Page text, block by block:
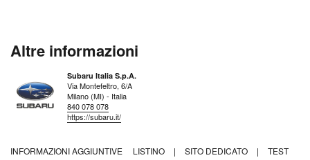
Altre informazioni
Subaru Italia S.p.A.
Via Montefeltro, 6/A
Milano (MI) - Italia
840 078 078
https://subaru.it/
INFORMAZIONI AGGIUNTIVE LISTINO | SITO DEDICATO |
TEST